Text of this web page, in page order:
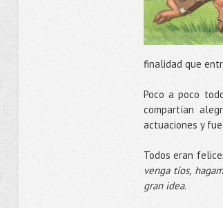
finalidad que
Poco a poco
compartían
actuaciones y
Todos eran
venga tíos,
gran idea.